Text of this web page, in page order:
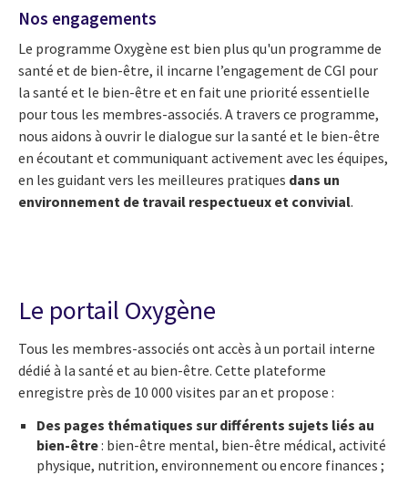
Nos engagements
Le programme Oxygène est bien plus qu'un programme de
santé et de bien-être, il incarne l’engagement de CGI pour
la santé et le bien-être et en fait une priorité essentielle
pour tous les membres-associés. A travers ce programme,
nous aidons à ouvrir le dialogue sur la santé et le bien-être
en écoutant et communiquant activement avec les équipes,
en les guidant vers les meilleures pratiques dans un
environnement de travail respectueux et convivial.
Le portail Oxygène
Tous les membres-associés ont accès à un portail interne
dédié à la santé et au bien-être. Cette plateforme
enregistre près de 10 000 visites par an et propose :
Des pages thématiques sur différents sujets liés au
bien-être: bien-être mental, bien-être médical, activité
physique, nutrition, environnement ou encore finances ;